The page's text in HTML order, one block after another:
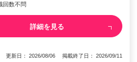
数不問
詳細を見る
更新日： 2026/08/06 掲載終了日： 2026/09/11